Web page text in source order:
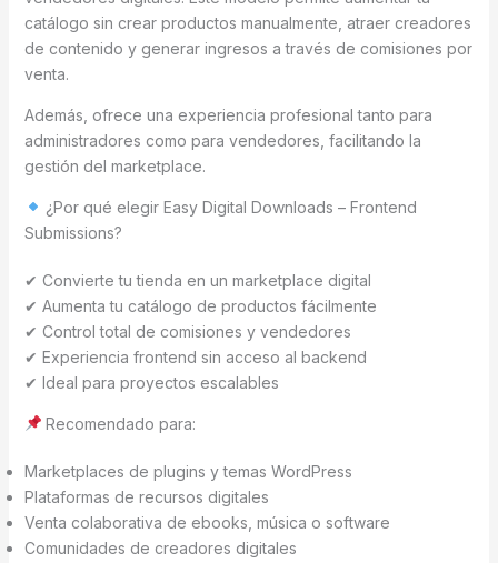
catálogo sin crear productos manualmente, atraer creadores
de contenido y generar ingresos a través de comisiones por
venta.
Además, ofrece una experiencia profesional tanto para
administradores como para vendedores, facilitando la
gestión del marketplace.
¿Por qué elegir Easy Digital Downloads – Frontend
Submissions?
✔ Convierte tu tienda en un marketplace digital
✔ Aumenta tu catálogo de productos fácilmente
✔ Control total de comisiones y vendedores
✔ Experiencia frontend sin acceso al backend
✔ Ideal para proyectos escalables
Recomendado para:
Marketplaces de plugins y temas WordPress
Plataformas de recursos digitales
Venta colaborativa de ebooks, música o software
Comunidades de creadores digitales